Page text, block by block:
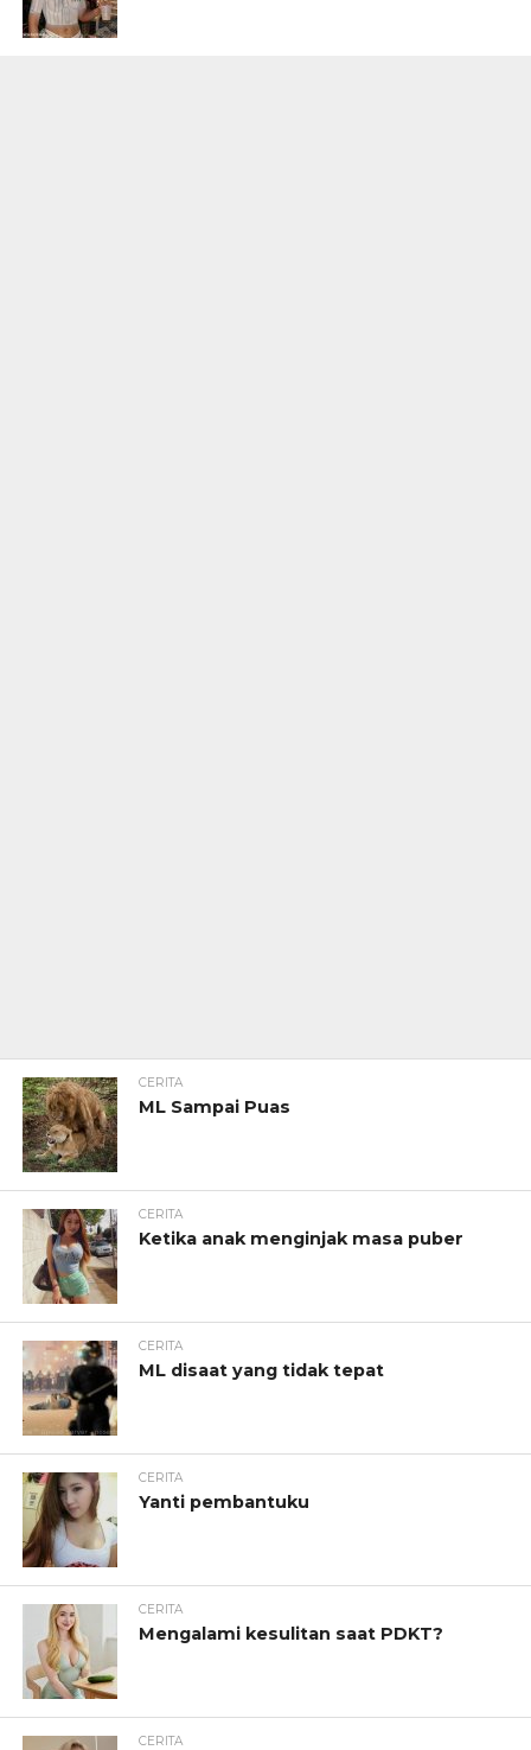
CERITA
ML Sampai Puas
CERITA
Ketika anak menginjak masa puber
CERITA
ML disaat yang tidak tepat
CERITA
Yanti pembantuku
CERITA
Mengalami kesulitan saat PDKT?
CERITA